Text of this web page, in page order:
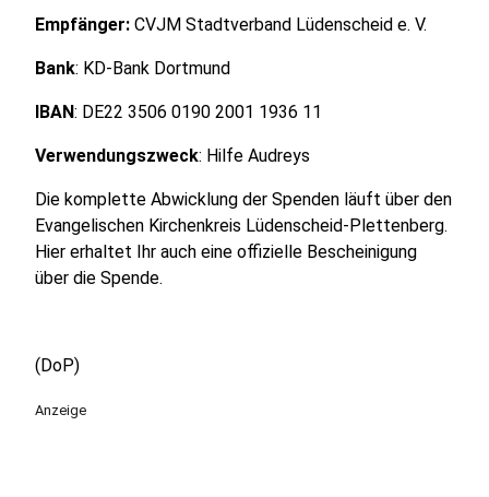
Empfänger: CVJM Stadtverband Lüdenscheid e. V.
Bank: KD-Bank Dortmund
IBAN: DE22 3506 0190 2001 1936 11
Verwendungszweck: Hilfe Audreys
Die komplette Abwicklung der Spenden läuft über den
Evangelischen Kirchenkreis Lüdenscheid-Plettenberg.
Hier erhaltet Ihr auch eine offizielle Bescheinigung
über die Spende.
(DoP)
Anzeige